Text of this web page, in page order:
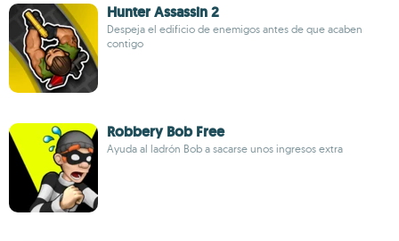
Hunter Assassin 2
Despeja el edificio de enemigos antes de que acaben
contigo
Robbery Bob Free
Ayuda al ladrón Bob a sacarse unos ingresos extra